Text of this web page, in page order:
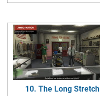
10. The Long Stretch